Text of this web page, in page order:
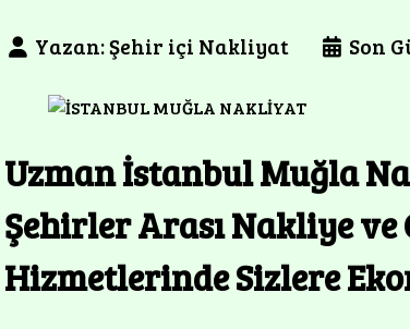
Yazan:Şehir içi Nakliyat Son
Uzman İstanbul Muğla
Şehirler Arası Nakliye
Hizmetlerinde Sizlere